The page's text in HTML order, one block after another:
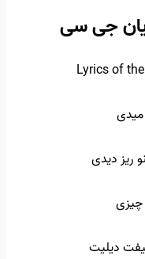
جی سی
Lyrics of
میدی
ریز دیدی
چیزی
دیلیت